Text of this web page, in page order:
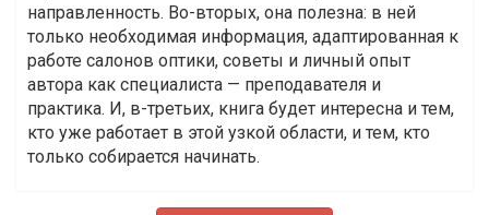
направленность. Во-вторых, она полезна: в ней
только необходимая информация, адаптированная к
работе салонов оптики, советы и личный опыт
автора как специалиста — преподавателя и
практика. И, в-третьих, книга будет интересна и тем,
кто уже работает в этой узкой области, и тем, кто
только собирается начинать.